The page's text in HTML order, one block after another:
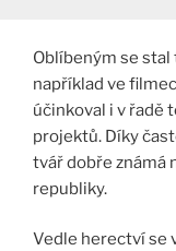
Oblíbeným se stal
například ve
účinkoval i v řadě
projektů. Díky
tvář dobře známá
republiky.
Vedle herectví se